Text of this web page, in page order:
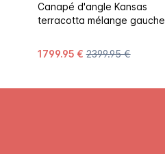
Canapé d'angle Kansas
terracotta mélange gauche
1799.95 € 2399.95 €